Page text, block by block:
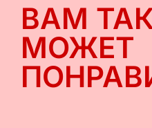
ВАМ
МОЖЕТ